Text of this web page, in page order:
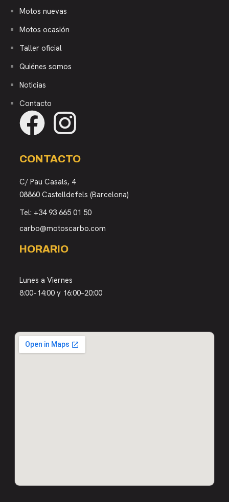
Motos nuevas
Motos ocasión
Taller oficial
Quiénes somos
Noticias
Contacto
CONTACTO
C/ Pau Casals, 4
08860 Castelldefels (Barcelona)
Tel: +34 93 665 01 50
carbo@motoscarbo.com
HORARIO
Lunes a Viernes
8:00–14:00 y 16:00–20:00